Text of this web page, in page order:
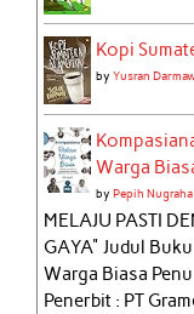
Kopi
byYusran
Warga
byPepih Nugraha
MELAJU PASTI
GAYA" Judul
Warga Biasa
Penerbit : PT